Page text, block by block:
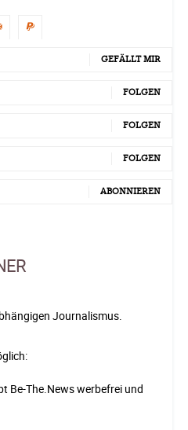
GEFÄLLT MIR
FOLGEN
FOLGEN
FOLGEN
ABONNIEREN
Journalismus.
Be-The.News werbefrei und